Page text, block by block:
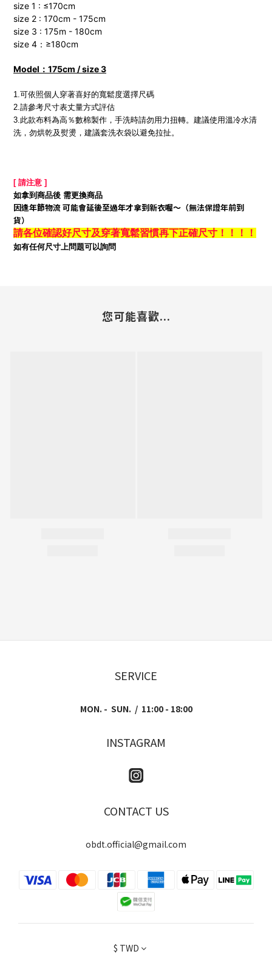
size 1 : ≤170cm
size 2 : 170cm - 175cm
size 3 : 175m - 180cm
size 4：≥180cm
Model：175cm / size 3
1.可依照個人穿著喜好的寬鬆度選擇尺碼
2.請參考尺寸表丈量方式評估
3.此款布料為高％數棉製作，手洗時請勿用力扭轉。建議使用溫冷水清
洗，勿烘乾及熨燙，建議套洗衣袋以避免拉扯。
[ 請注意 ]
如拿到商品後 需更換商品
因逢年節物流 可能會延後至過年才拿到新衣喔～ （無法保證年前到
貨）
請各位確認好尺寸及穿著寬鬆習慣再下正確尺寸！！！！
如有任何尺寸上問題可以詢問
您可能喜歡...
SERVICE
MON. - SUN. / 11:00 - 18:00
INSTAGRAM
CONTACT US
obdt.official@gmail.com
$ TWD